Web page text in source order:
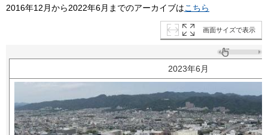
2016年12月から2022年6月までのアーカイブはこちら
画面サイズで表示
2023年6月